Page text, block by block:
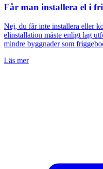
Får man installera el i
Nej, du får inte installera eller
elinstallation måste enligt lag
mindre byggnader som
Läs mer